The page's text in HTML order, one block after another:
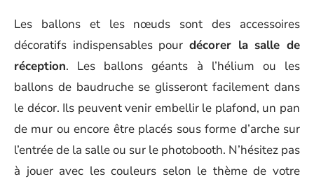
Les ballons et les nœuds sont des accessoires
décoratifs indispensables pour décorer la salle de
réception. Les ballons géants à l’hélium ou les
ballons de baudruche se glisseront facilement dans
le décor. Ils peuvent venir embellir le plafond, un pan
de mur ou encore être placés sous forme d’arche sur
l’entrée de la salle ou sur le photobooth. N’hésitez pas
à jouer avec les couleurs selon le thème de votre